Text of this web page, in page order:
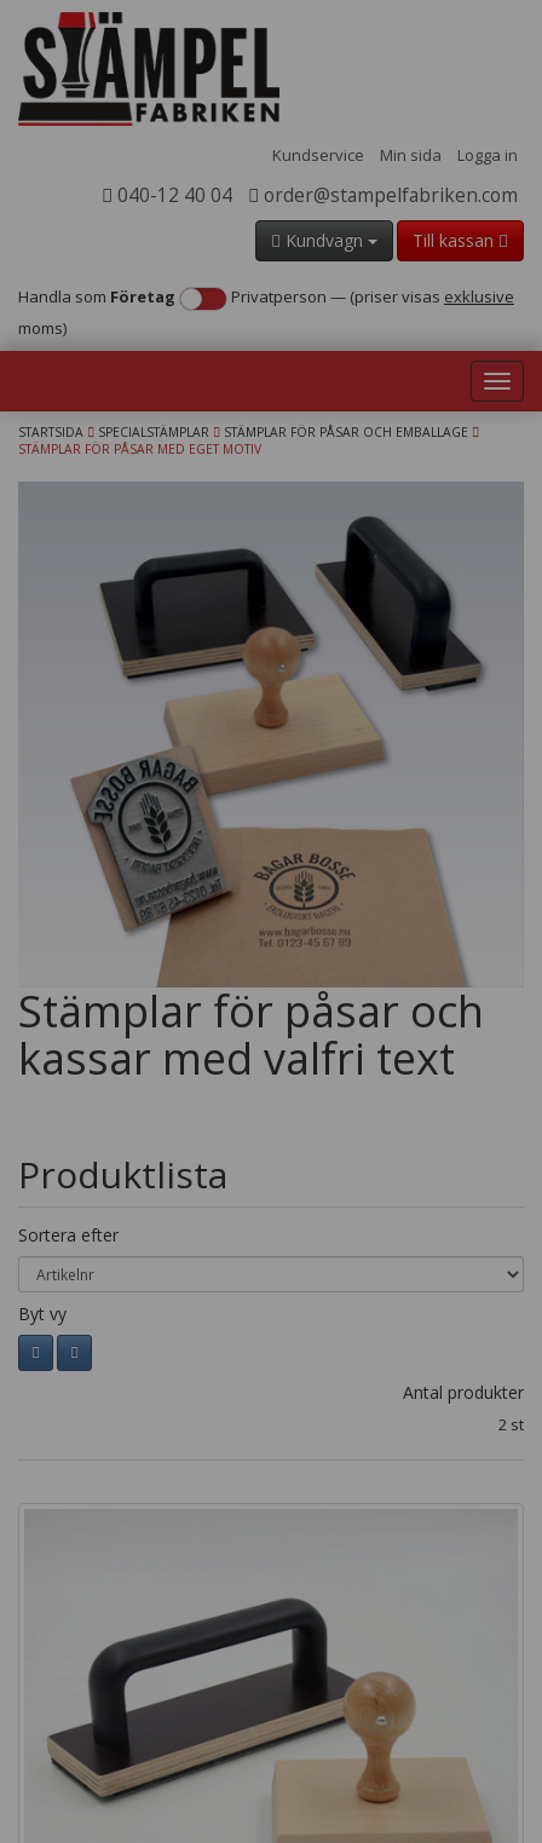
Kundservice Min sida Logga in
040-12 40 04 order@stampelfabriken.com
Kundvagn Till kassan
Handla som Företag Privatperson — (priser visas exklusive
moms)
STARTSIDA SPECIALSTÄMPLAR
STÄMPLAR FÖR PÅSAR OCH EMBALLAGE
STÄMPLAR FÖR PÅSAR MED EGET MOTIV
Stämplar för påsar och
kassar med valfri text
Produktlista
Sortera efter
Byt vy
Antal produkter
2 st